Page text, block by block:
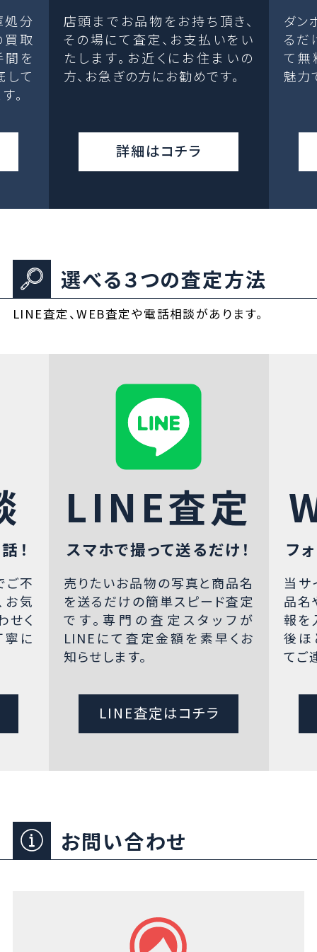
処分
取
間を
して
。
店頭までお品物をお持ち頂き、
その場にて査定、お支払いをい
たします。お近くにお住まいの
方、お急ぎの方にお勧めです。
詳細はコチラ
ダン
るだ
て無
魅力
選べる３つの査定方法
LINE査定、WEB査定や電話相談があります。
！
ご不
お気
せく
寧に
LINE査定
スマホで撮って送るだけ！
売りたいお品物の写真と商品名
を送るだけの簡単スピード査定
です。専門の査定スタッフが
LINEにて査定金額を素早くお
知らせします。
LINE査定はコチラ
フ
当サ
品名
報を
後ほ
てご
お問い合わせ